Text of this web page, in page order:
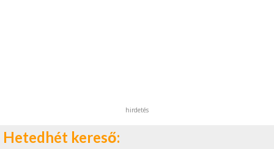
hirdetés
Hetedhét kereső: